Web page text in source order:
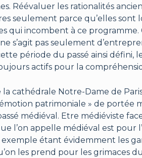
Réévaluer les rationalités
seulement parce qu’elles sont
qui incombent à ce programme.
s’agit pas seulement
période du passé ainsi défini,
actifs pour la
la cathédrale Notre-Dame de
patrimoniale » de portée
médiéval. Etre médiéviste
l’on appelle médiéval est pour
étant évidemment les
les prend pour les grimaces